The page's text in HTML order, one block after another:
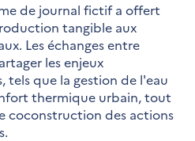
de journal fictif a offert
tangible aux
Les échanges entre
les enjeux
tels que la gestion de l'eau
thermique urbain, tout
coconstruction des actions